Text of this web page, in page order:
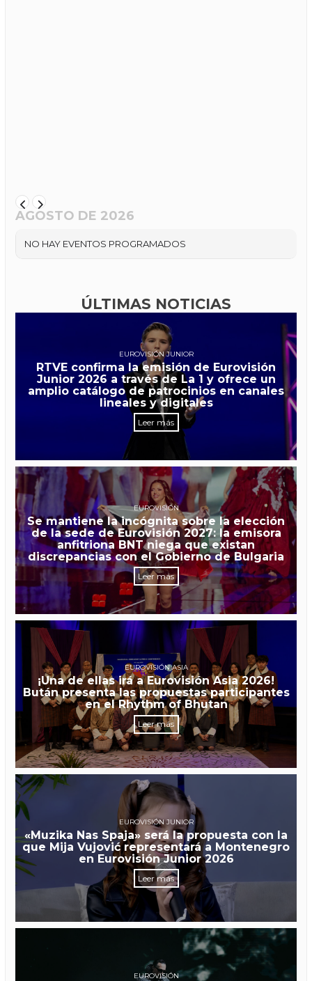
AGOSTO DE 2026
NO HAY EVENTOS PROGRAMADOS
ÚLTIMAS NOTICIAS
EUROVISIÓN JUNIOR
RTVE confirma la emisión de Eurovisión
Junior 2026 a través de La 1 y ofrece un
amplio catálogo de patrocinios en canales
lineales y digitales
Leer más
EUROVISIÓN
Se mantiene la incógnita sobre la elección
de la sede de Eurovisión 2027: la emisora
anfitriona BNT niega que existan
discrepancias con el Gobierno de Bulgaria
Leer más
EUROVISIÓN ASIA
¡Una de ellas irá a Eurovisión Asia 2026!
Bután presenta las propuestas participantes
en el Rhythm of Bhutan
Leer más
EUROVISIÓN JUNIOR
«Muzika Nas Spaja» será la propuesta con la
que Mija Vujović representará a Montenegro
en Eurovisión Junior 2026
Leer más
EUROVISIÓN